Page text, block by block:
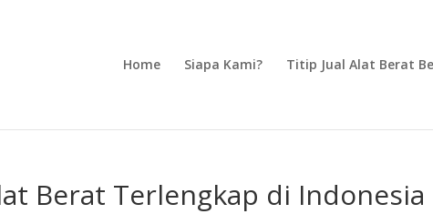
Home Siapa Kami? Titip Jual Alat Berat
Berat Terlengkap di Indonesia